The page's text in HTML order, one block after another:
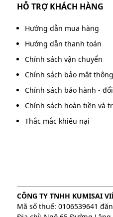
Lắp đặt và sử
Bình thường sử dụng
xe theo đúng tỷ lệ,
Nhờ cấu trúc đầu
này bám dính tốt
HỖ TRỢ KHÁCH HÀNG
Hướng dẫn mua hàng
Hướng dẫn thanh toán
Chính sách vận chuyển
Chính sách bảo mật
Chính sách bảo hành -
Chính sách hoàn tiền và
Thắc mắc khiếu nại
CÔNG TY TNHH KUMISAI
Mã số thuế: 0106539641